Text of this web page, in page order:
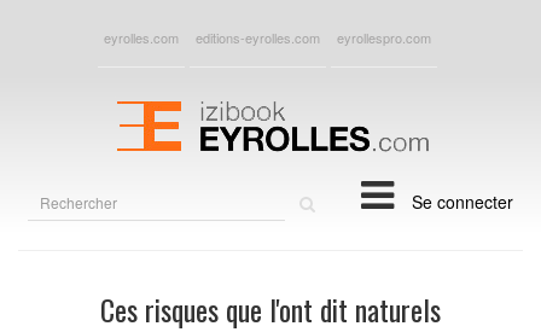
eyrolles.com editions-eyrolles.com eyrollespro.com
Se connecter
Ces risques que l'ont dit naturels